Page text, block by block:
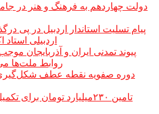
دولت چهاردهم به فرهنگ و هنر در
پیام تسلیت استاندار اردبیل در پی
اردبیلی استاد
پیوند تمدنی ایران و آذربایجان
روابط ملت‌ها
دوره صفویه نقطه عطف شکل‌گیری
تامین ۲۳۰میلیارد تومان برای تکمیل تالار شهر اردبیل